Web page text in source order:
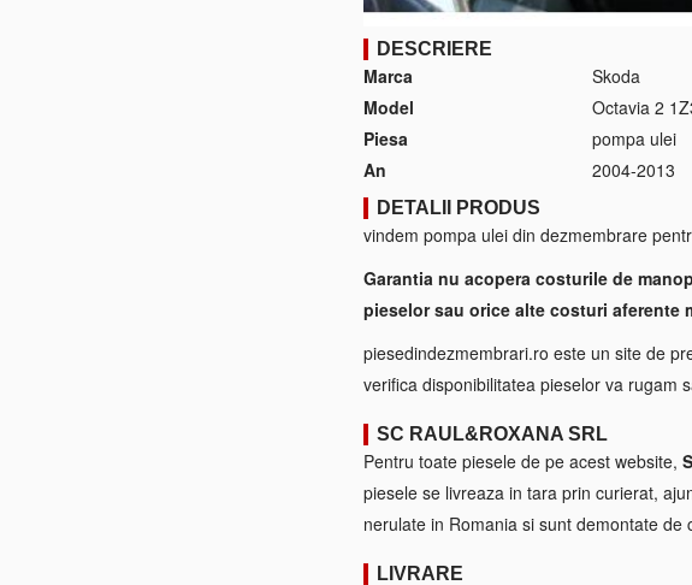
DESCRIERE
Marca
Skoda
Model
Octavia 2
Piesa
pompa ulei
An
2004-2013
DETALII PRODUS
vindem pompa ulei din dezmembrare
Garantia nu acopera costurile de
pieselor sau orice alte costuri aferente
piesedindezmembrari.ro este un site de
verifica disponibilitatea pieselor va rugam
SC RAUL&ROXANA SRL
Pentru toate piesele de pe acest website,
piesele se livreaza in tara prin curierat,
nerulate in Romania si sunt demontate
LIVRARE